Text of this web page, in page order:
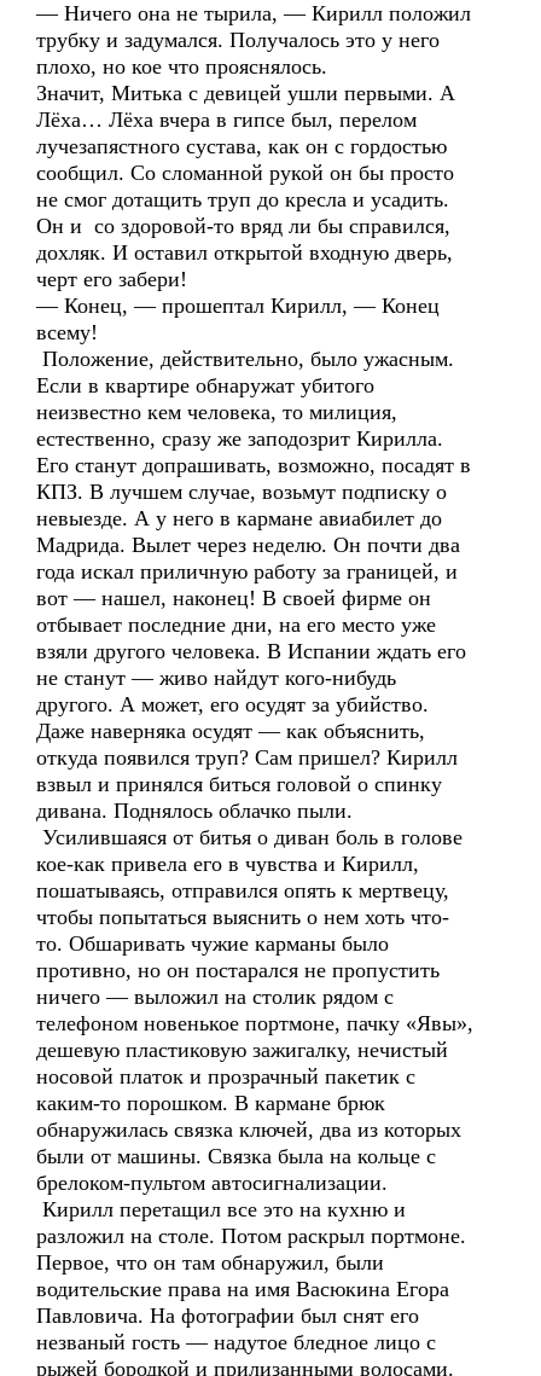
— Ничего она не тырила, — Кирилл положил
трубку и задумался. Получалось это у него
плохо, но кое что прояснялось.
Значит, Митька с девицей ушли первыми. А
Лёха… Лёха вчера в гипсе был, перелом
лучезапястного сустава, как он с гордостью
сообщил. Со сломанной рукой он бы просто
не смог дотащить труп до кресла и усадить.
Он и со здоровой-то вряд ли бы справился,
дохляк. И оставил открытой входную дверь,
черт его забери!
— Конец, — прошептал Кирилл, — Конец
всему!
Положение, действительно, было ужасным.
Если в квартире обнаружат убитого
неизвестно кем человека, то милиция,
естественно, сразу же заподозрит Кирилла.
Его станут допрашивать, возможно, посадят в
КПЗ. В лучшем случае, возьмут подписку о
невыезде. А у него в кармане авиабилет до
Мадрида. Вылет через неделю. Он почти два
года искал приличную работу за границей, и
вот — нашел, наконец! В своей фирме он
отбывает последние дни, на его место уже
взяли другого человека. В Испании ждать его
не станут — живо найдут кого-нибудь
другого. А может, его осудят за убийство.
Даже наверняка осудят — как объяснить,
откуда появился труп? Сам пришел? Кирилл
взвыл и принялся биться головой о спинку
дивана. Поднялось облачко пыли.
Усилившаяся от битья о диван боль в голове
кое-как привела его в чувства и Кирилл,
пошатываясь, отправился опять к мертвецу,
чтобы попытаться выяснить о нем хоть что-
то. Обшаривать чужие карманы было
противно, но он постарался не пропустить
ничего — выложил на столик рядом с
телефоном новенькое портмоне, пачку «Явы»,
дешевую пластиковую зажигалку, нечистый
носовой платок и прозрачный пакетик с
каким-то порошком. В кармане брюк
обнаружилась связка ключей, два из которых
были от машины. Связка была на кольце с
брелоком-пультом автосигнализации.
Кирилл перетащил все это на кухню и
разложил на столе. Потом раскрыл портмоне.
Первое, что он там обнаружил, были
водительские права на имя Васюкина Егора
Павловича. На фотографии был снят его
незваный гость — надутое бледное лицо с
рыжей бородкой и прилизанными волосами.